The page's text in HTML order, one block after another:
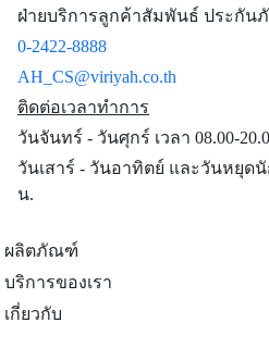
ฝ่ายบริการลูกค้าสัมพันธ์ ประกัน
0-2422-8888
AH_CS@viriyah.co.th
ติดต่อเวลาทำการ
วันจันทร์ - วันศุกร์ เวลา 08.00-
วันเสาร์ - วันอาทิตย์ และวันหยุดนั
น.
ผลิตภัณฑ์
บริการของเรา
เกี่ยวกับ